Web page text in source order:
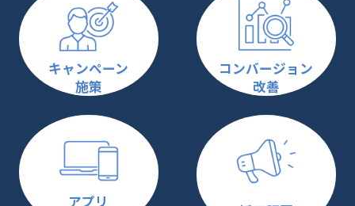
キャンペーン
施策
コンバージョン
改善
アプリ